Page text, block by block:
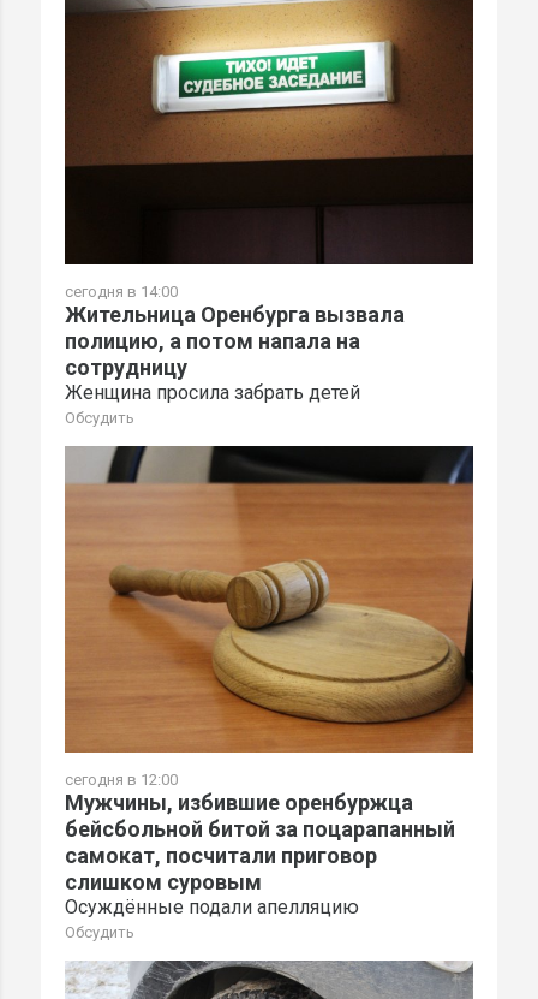
сегодня в 14:00
Жительница Оренбурга вызвала
полицию, а потом напала на
сотрудницу
Женщина просила забрать детей
Обсудить
сегодня в 12:00
Мужчины, избившие оренбуржца
бейсбольной битой за поцарапанный
самокат, посчитали приговор
слишком суровым
Осуждённые подали апелляцию
Обсудить